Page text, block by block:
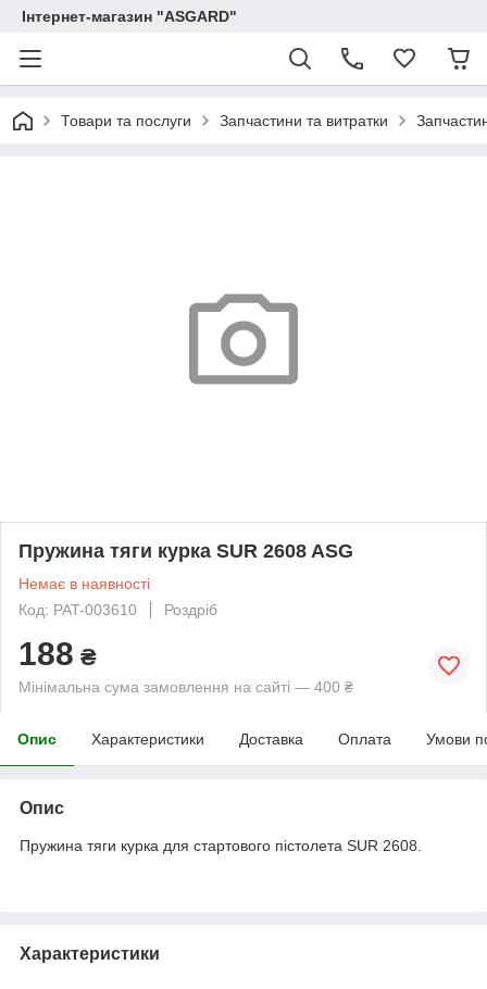
Інтернет-магазин "ASGARD"
Товари та послуги Запчастини та витратки
Пружина тяги курка SUR 2608 ASG
Немає в наявності
Код: PAT-003610
Роздріб
188 ₴
Мінімальна сума замовлення на сайті — 400 ₴
Опис Характеристики Доставка Оплата Умови
Опис
Пружина тяги курка для стартового пістолета SUR 2608.
Характеристики